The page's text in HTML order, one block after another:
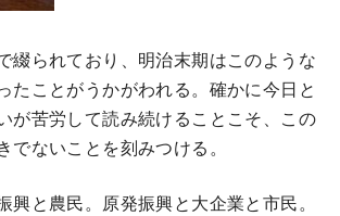
綴られており、明治末期はこのような
たことがうかがわれる。確かに今日と
が苦労して読み続けることこそ、この
でないことを刻みつける。
興と農民。原発振興と大企業と市民。